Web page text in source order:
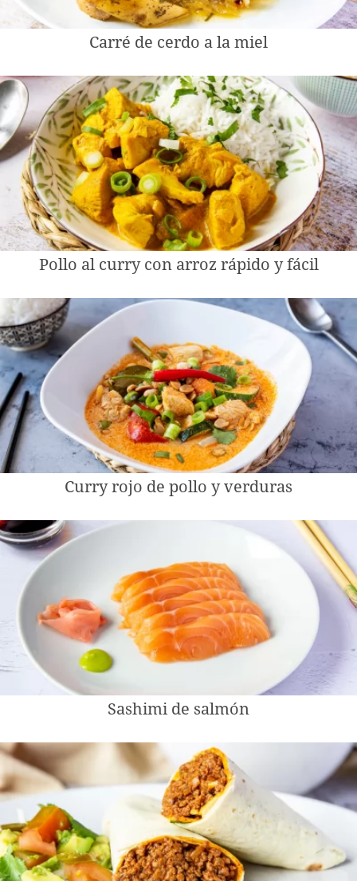
Carré de cerdo a la miel
Pollo al curry con arroz rápido y fácil
Curry rojo de pollo y verduras
Sashimi de salmón